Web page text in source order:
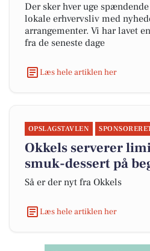
Der sker hver uge
lokale erhvervsliv med
arrangementer. Vi har lavet
fra de seneste dage
Læs hele artiklen her
OPSLAGSTAVLEN
Okkels serverer
smuk-dessert på
Så er der nyt fra Okkels
Læs hele artiklen her